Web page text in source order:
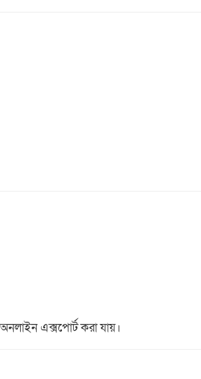
এক্সপোর্ট করা যায়।